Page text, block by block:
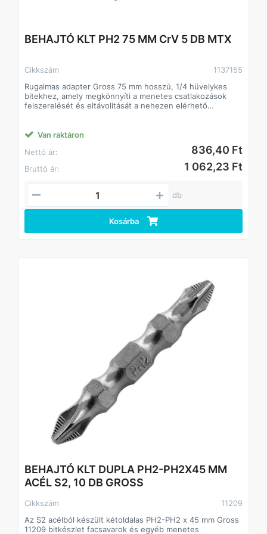
BEHAJTÓ KLT PH2 75 MM CrV 5 DB MTX
Cikkszám
1137155
Rugalmas adapter Gross 75 mm hosszú, 1/4 hüvelykes
bitekhez, amely megkönnyíti a menetes csatlakozások
felszerelését és eltávolítását a nehezen elérhető
használt.
Előnyök
munkához, ahol nincs elegendő felszerelés közvetlenül a
csavarhúzóra.
A rugalmas rúd lehetővé teszi a csavarhúzótokmány
forgástengelyéhez képest szögben elhelyezkedő
területek elérését.
A forgógyűrű lehetővé teszi a rugalmas adapter
működés érdekében.
szűk helyeken is hatékonyan dolgozhat.
Van raktáron
Nettó ár:
836,40 Ft
Bruttó ár: 1 062,23 Ft
db
Kosárba
BEHAJTÓ KLT DUPLA PH2-PH2X45 MM
ACÉL S2, 10 DB GROSS
Cikkszám
11209
Az S2 acélból készült kétoldalas PH2-PH2 x 45 mm Gross
11209 bitkészlet facsavarok és egyéb menetes